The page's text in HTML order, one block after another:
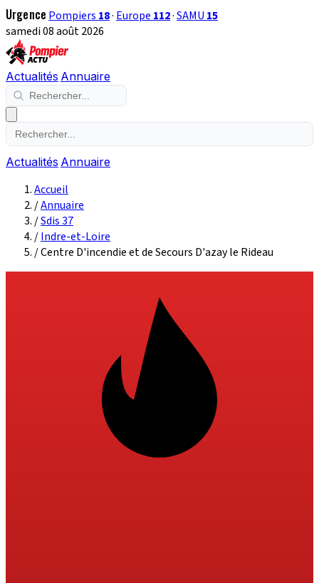
Urgence Pompiers 18· Europe 112·SAMU 15
samedi 08 août 2026
Actualités Annuaire
Actualités Annuaire
Accueil
/Annuaire
/Sdis 37
/Indre-et-Loire
/Centre D'incendie et de Secours D'azay le Rideau